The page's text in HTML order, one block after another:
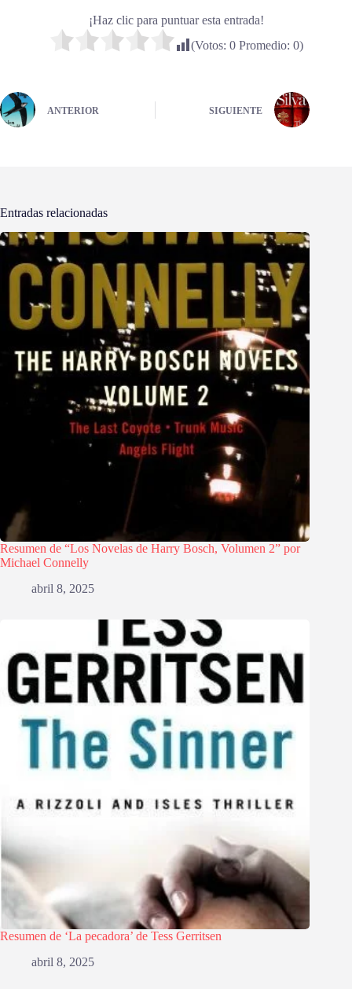
¡Haz clic para puntuar esta entrada!
(Votos: 0Promedio: 0)
ANTERIOR SIGUIENTE
Entradas relacionadas
Resumen de “Los Novelas de Harry Bosch, Volumen 2” por
Michael Connelly
abril 8, 2025
Resumen de ‘La pecadora’ de Tess Gerritsen
abril 8, 2025